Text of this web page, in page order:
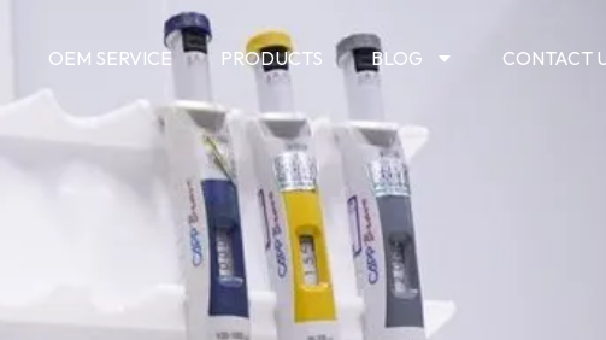
OEM SERVICE PRODUCTS BLOG CONTACT